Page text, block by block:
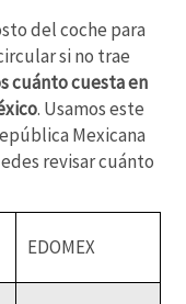
del coche para
si no trae
cuánto cuesta en
. Usamos este
Mexicana
revisar cuánto
EDOMEX